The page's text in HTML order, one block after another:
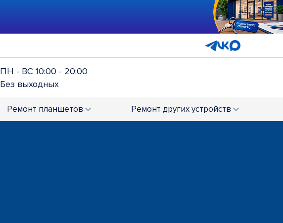
ПН - ВС 10:00 - 20:00
Без выходных
Ремонт планшетов Ремонт других устройств